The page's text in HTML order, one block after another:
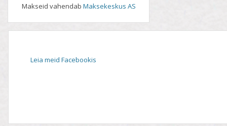
Makseid vahendab Maksekeskus AS
Leia meid Facebookis